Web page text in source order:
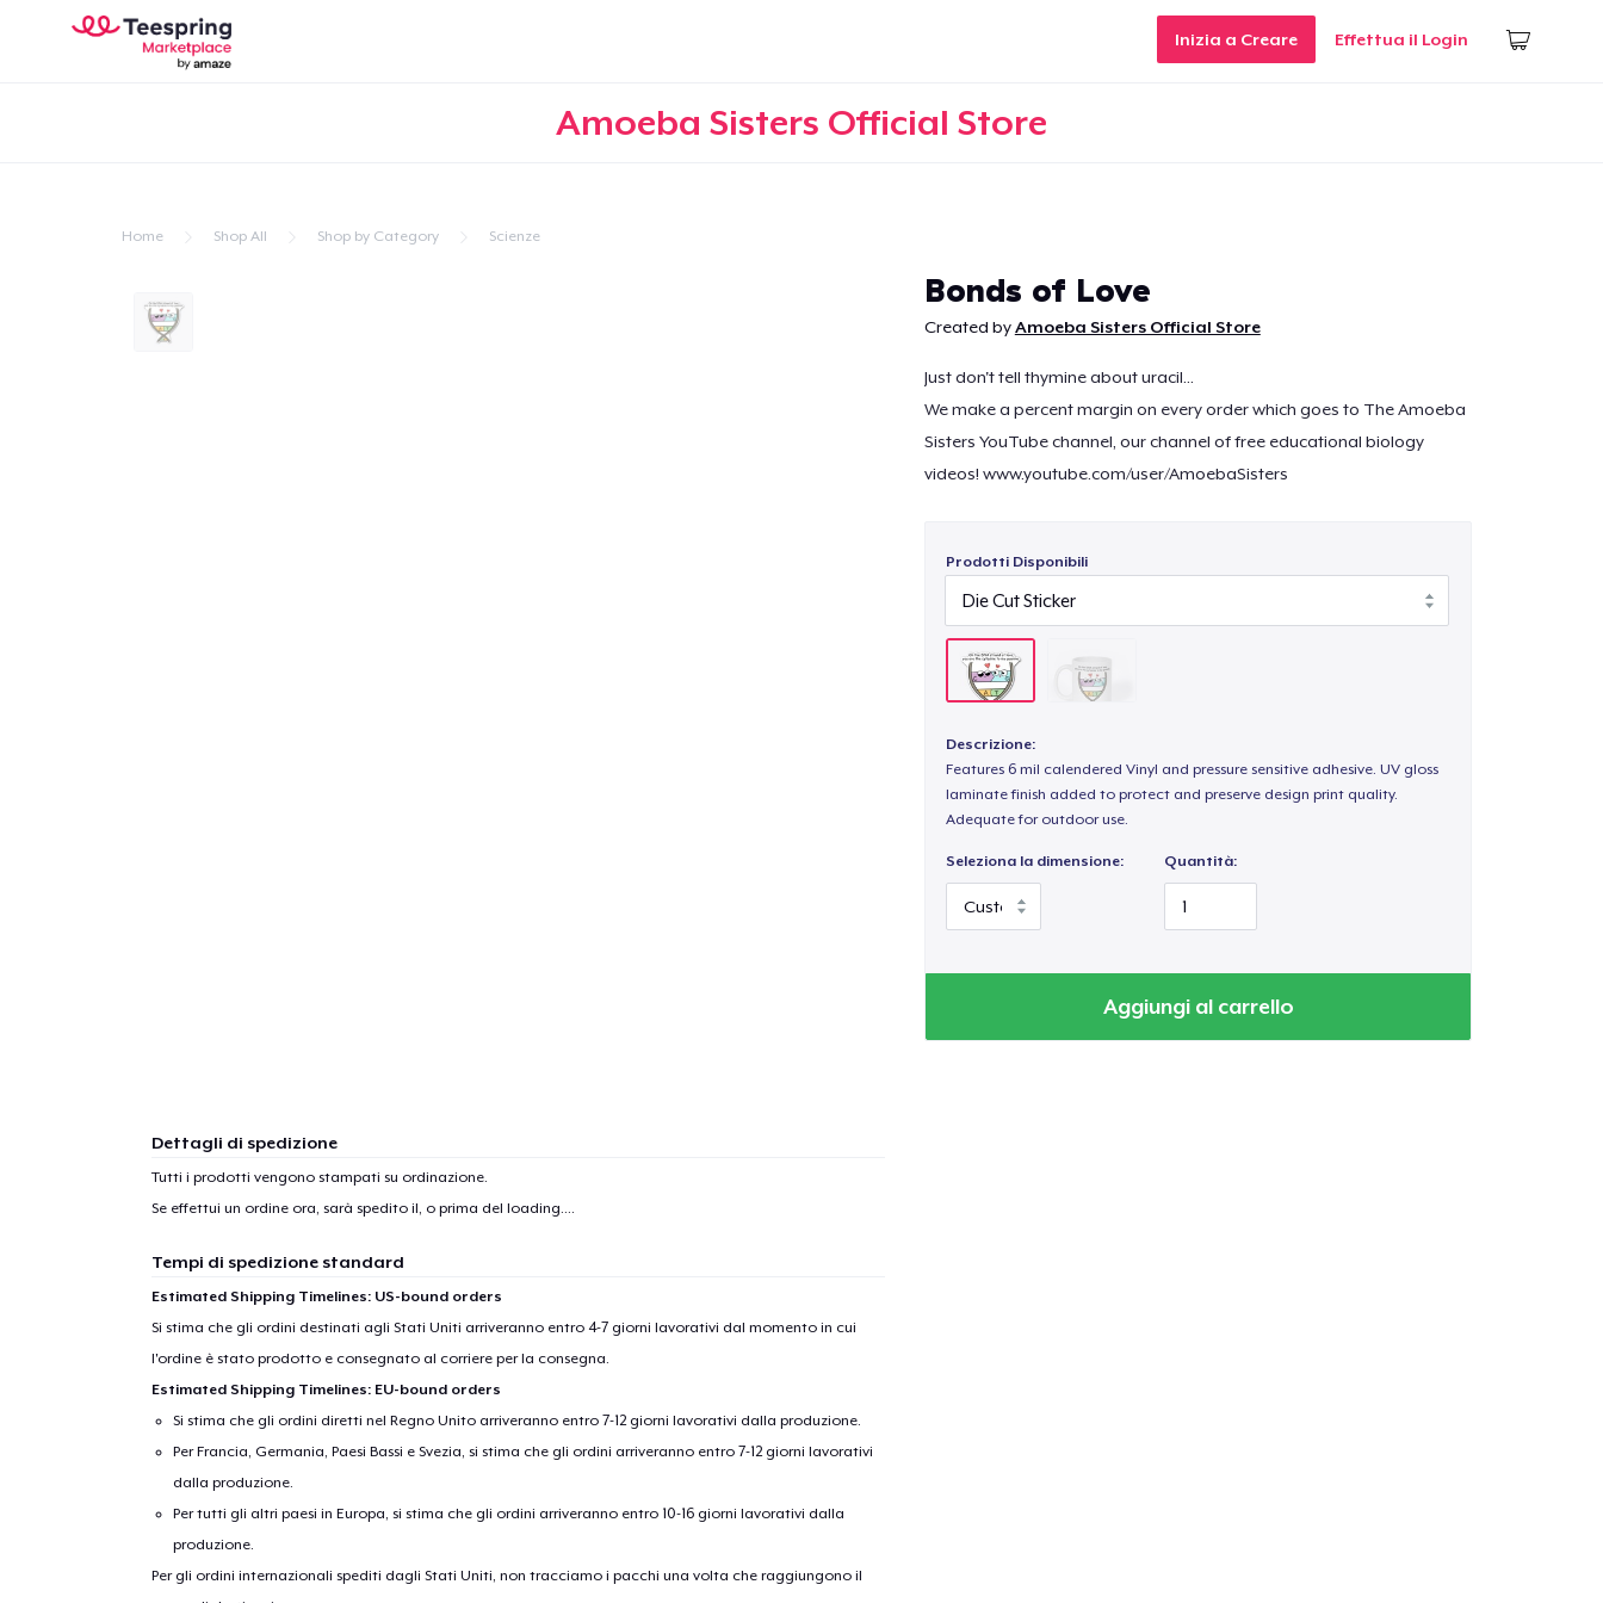
Inizia a Creare Effettua il Login
Amoeba Sisters Official Store
Home Shop All Shop by Category Scienze
Bonds of Love
Created byAmoeba Sisters Official Store
Just don't tell thymine about uracil...
We make a percent margin on every order which goes to The Amoeba
Sisters YouTube channel, our channel of free educational biology
videos! www.youtube.com/user/AmoebaSisters
Prodotti Disponibili
Descrizione:
Features 6 mil calendered Vinyl and pressure sensitive adhesive. UV gloss
laminate finish added to protect and preserve design print quality.
Adequate for outdoor use.
Seleziona la dimensione: Quantità:
Aggiungi al carrello
Dettagli di spedizione
Tutti i prodotti vengono stampati su ordinazione.
Se effettui un ordine ora, sarà spedito il, o prima del loading....
Tempi di spedizione standard
Estimated Shipping Timelines: US-bound orders
Si stima che gli ordini destinati agli Stati Uniti arriveranno entro 4-7 giorni lavorativi dal momento in cui
l'ordine è stato prodotto e consegnato al corriere per la consegna.
Estimated Shipping Timelines: EU-bound orders
Si stima che gli ordini diretti nel Regno Unito arriveranno entro 7-12 giorni lavorativi dalla produzione.
Per Francia, Germania, Paesi Bassi e Svezia, si stima che gli ordini arriveranno entro 7-12 giorni lavorativi
dalla produzione.
Per tutti gli altri paesi in Europa, si stima che gli ordini arriveranno entro 10-16 giorni lavorativi dalla
produzione.
Per gli ordini internazionali spediti dagli Stati Uniti, non tracciamo i pacchi una volta che raggiungono il
Die Cut Sticker
Mug